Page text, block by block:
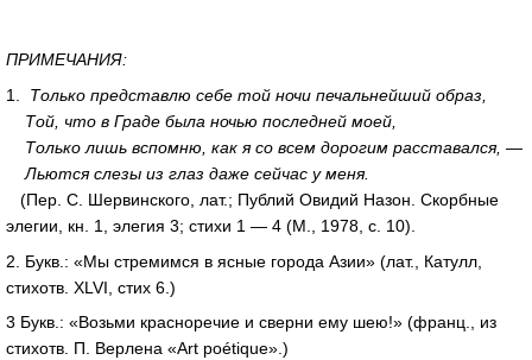
ПРИМЕЧАНИЯ:
1
Только представлю себе той ночи печальнейший образ,
Той, что в Граде была ночью последней моей,
Только лишь вспомню, как я со всем дорогим расставался, —
Льются слезы из глаз даже сейчас у меня.
(Пер. С. Шервинского, лат.; Публий Овидий Назон. Скорбные
элегии, кн. 1, элегия 3; стихи 1 — 4 (М., 1978, с. 10).
2 . Букв.: «Мы стремимся в ясные города Азии» (лат., Катулл,
стихотв. XLVI, стих 6.)
3 Букв.: «Возьми красноречие и сверни ему шею!» (франц., из
стихотв. П. Верлена «Art poétique».)